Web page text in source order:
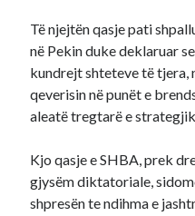
Të njejtën qasje pati
në Pekin duke deklaruar
kundrejt shteteve të tjera,
qeverisin në punët e
aleatë tregtarë e
Kjo qasje e SHBA, prek
gjysëm diktatoriale,
shpresën te ndihma e